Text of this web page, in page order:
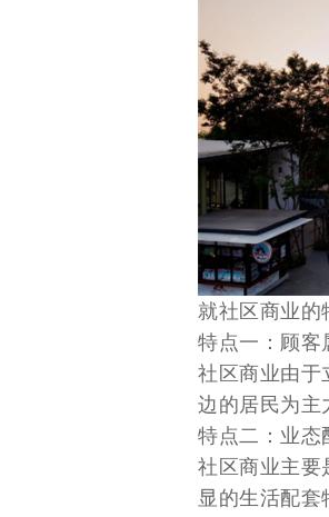
就社区商业的
特点一：顾客
社区商业由于
边的居民为主
特点二：业态
社区商业主要
显的生活配